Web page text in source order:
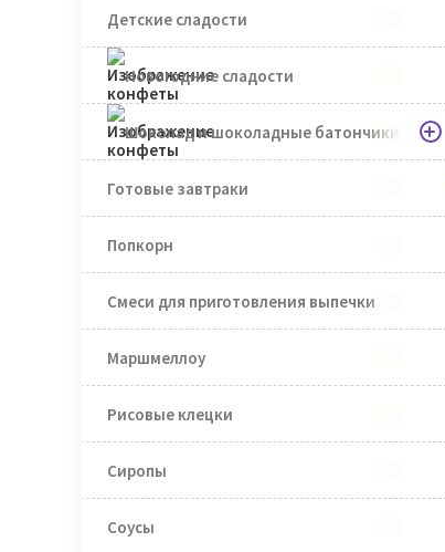
Детские сладости
Новогодние сладости
Шоколад и шоколадные батончики
Готовые завтраки
Попкорн
Смеси для приготовления выпечки
Маршмеллоу
Рисовые клецки
Сиропы
Соусы